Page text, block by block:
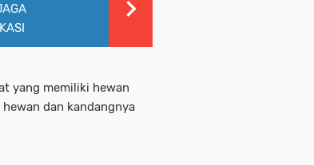
yang memiliki hewan
dan kandangnya